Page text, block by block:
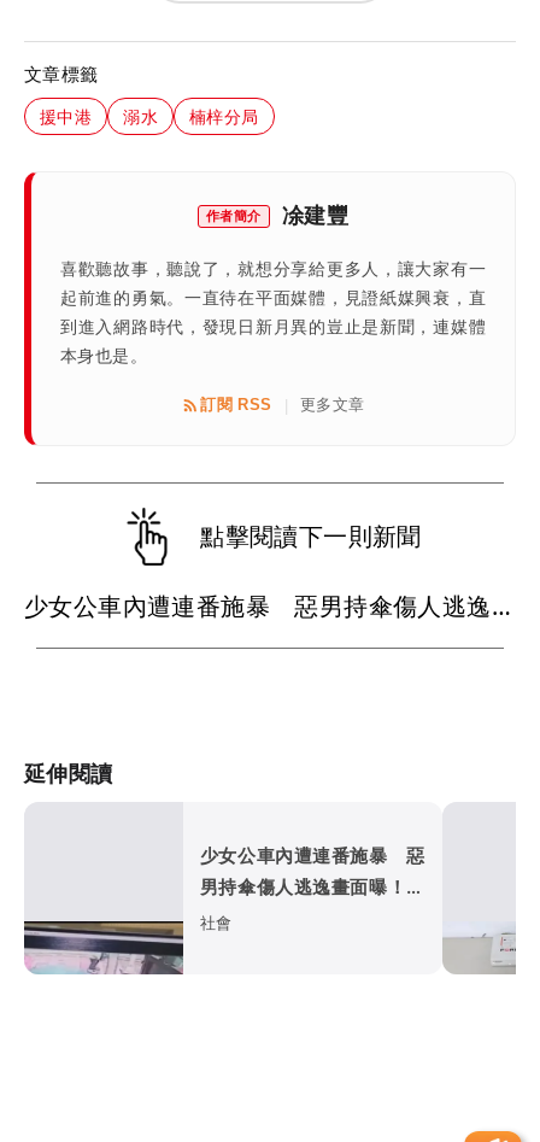
文章標籤
援中港 溺水 楠梓分局
作者簡介 凃建豐
喜歡聽故事，聽說了，就想分享給更多人，讓大家有一
起前進的勇氣。一直待在平面媒體，見證紙媒興衰，直
到進入網路時代，發現日新月異的豈止是新聞，連媒體
本身也是。
訂閱 RSS 更多文章
點擊閱讀下一則新聞
少女公車內遭連番施暴 惡男持傘傷人逃逸畫面曝！警緝凶中
延伸閱讀
少女公車內遭連番施暴 惡
男持傘傷人逃逸畫面曝！警
緝凶中
社會